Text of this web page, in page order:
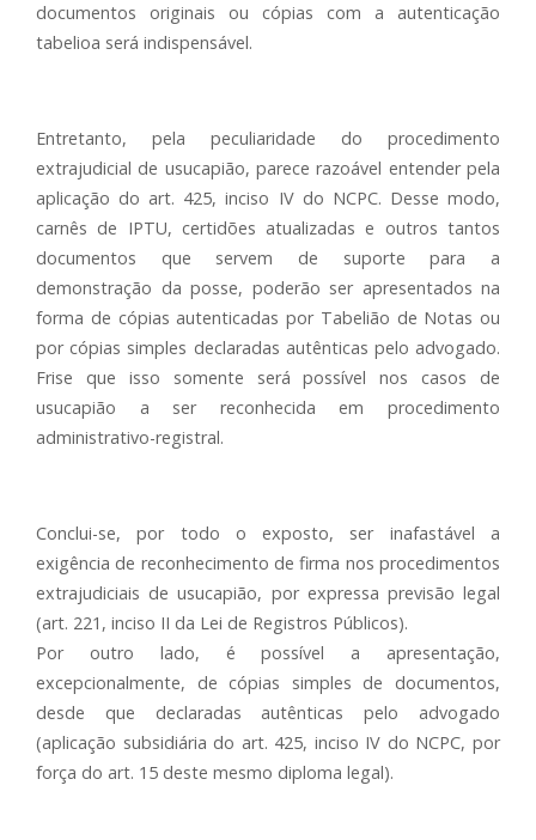
documentos originais ou cópias com a autenticação
tabelioa será indispensável.
Entretanto, pela peculiaridade do procedimento
extrajudicial de usucapião, parece razoável entender pela
aplicação do art. 425, inciso IV do NCPC. Desse modo,
carnês de IPTU, certidões atualizadas e outros tantos
documentos que servem de suporte para a
demonstração da posse, poderão ser apresentados na
forma de cópias autenticadas por Tabelião de Notas ou
por cópias simples declaradas autênticas pelo advogado.
Frise que isso somente será possível nos casos de
usucapião a ser reconhecida em procedimento
administrativo-registral.
Conclui-se, por todo o exposto, ser inafastável a
exigência de reconhecimento de firma nos procedimentos
extrajudiciais de usucapião, por expressa previsão legal
(art. 221, inciso II da Lei de Registros Públicos).
Por outro lado, é possível a apresentação,
excepcionalmente, de cópias simples de documentos,
desde que declaradas autênticas pelo advogado
(aplicação subsidiária do art. 425, inciso IV do NCPC, por
força do art. 15 deste mesmo diploma legal).